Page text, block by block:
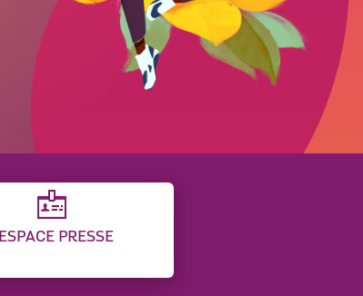
ESPACE PRESSE